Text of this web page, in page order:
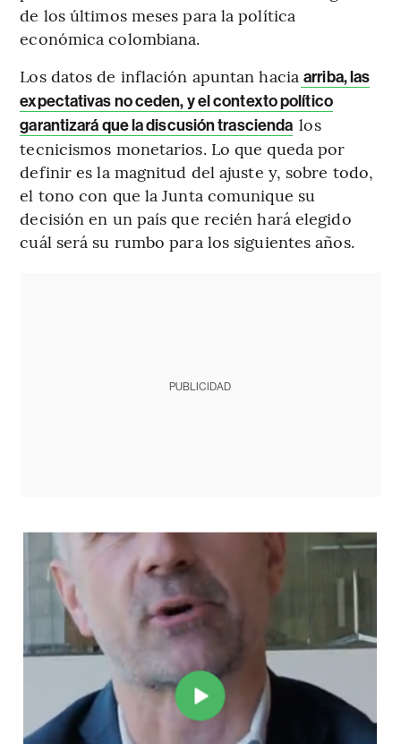
de los últimos meses para la política
económica colombiana.
Los datos de inflación apuntan hacia arriba, las
expectativas no ceden, y el contexto político
garantizará que la discusión trascienda los
tecnicismos monetarios. Lo que queda por
definir es la magnitud del ajuste y, sobre todo,
el tono con que la Junta comunique su
decisión en un país que recién hará elegido
cuál será su rumbo para los siguientes años.
PUBLICIDAD